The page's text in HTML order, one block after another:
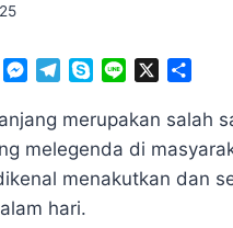
W
s
M
s
s
n
g
l
e
r
a
y
p
n
e
a
r
e
merupakan salah
melegenda di
menakutkan dan
hari.